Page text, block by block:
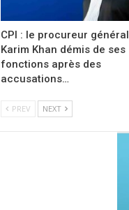
CPI : le procureur général
Karim Khan démis de ses
fonctions après des
accusations…
PREV NEXT